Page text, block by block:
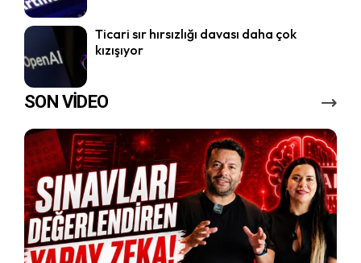
Ticari sır hırsızlığı davası daha çok
kızışıyor
SON VİDEO